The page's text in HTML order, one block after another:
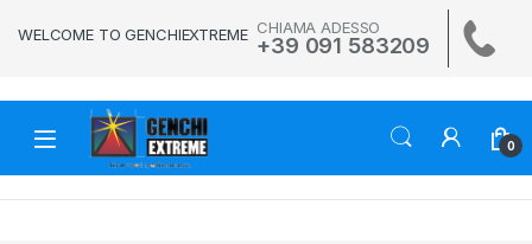
WELCOME TO GENCHIEXTREME CHIAMA ADESSO
+39 091 583209
0